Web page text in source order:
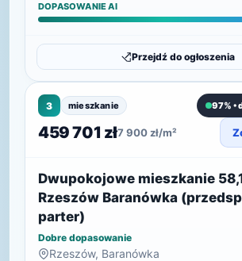
DOPASOWANIE AI
Przejdź do ogłoszenia
3 mieszkanie 97% •
459 701 zł7 900 zł/m²
Dwupokojowe mieszkanie
Rzeszów Baranówka
parter)
Dobre dopasowanie
Rzeszów, Baranówka